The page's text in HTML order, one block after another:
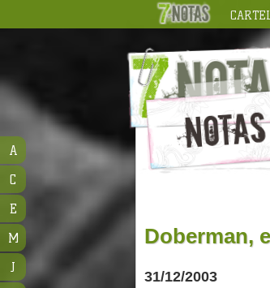
Doberman,
31/12/2003
A
C
E
M
J